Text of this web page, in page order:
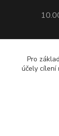
Pro
účely cílení